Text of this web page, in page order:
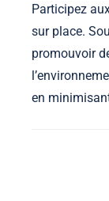
Participez
sur place.
promouvoir
en